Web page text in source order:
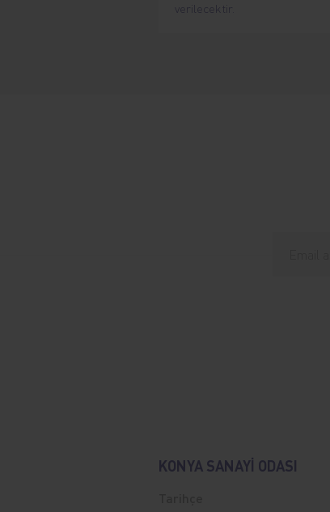
verilecektir.
KONYA SANAYİ ODASI